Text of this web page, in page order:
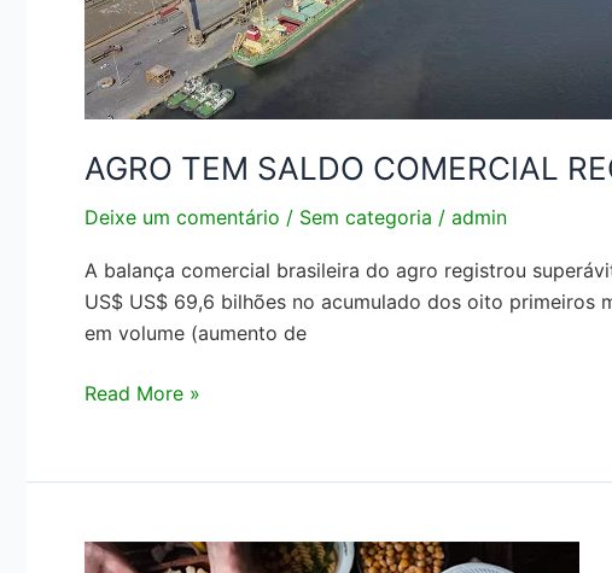
AGRO TEM SALDO COMERCIAL
Deixe um comentário / Sem categoria / admin
A balança comercial brasileira do agro registrou
US$ US$ 69,6 bilhões no acumulado dos oito primeiros
em volume (aumento de
Read More »
EMBRAPA